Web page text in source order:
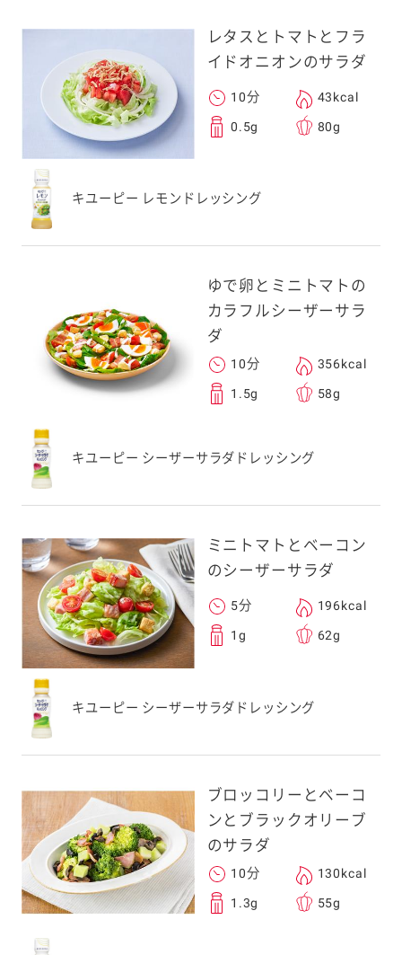
レタスとトマトとフラ
イドオニオンのサラダ
10分 43kcal
0.5g 80g
キユーピー レモンドレッシング
ゆで卵とミニトマトの
カラフルシーザーサラ
ダ
10分 356kcal
1.5g 58g
キユーピー シーザーサラダドレッシング
ミニトマトとベーコン
のシーザーサラダ
5分 196kcal
1g 62g
キユーピー シーザーサラダドレッシング
ブロッコリーとベーコ
ンとブラックオリーブ
のサラダ
10分 130kcal
1.3g 55g